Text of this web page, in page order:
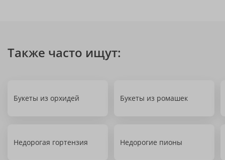
Также часто ищут:
Букеты из орхидей Букеты из ромашек
Недорогая гортензия Недорогие пионы